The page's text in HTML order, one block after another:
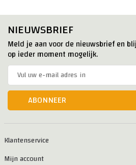
NIEUWSBRIEF
Meld je aan voor de nieuwsbrief en
op ieder moment mogelijk.
ABONNEER
Klantenservice
Mijn account